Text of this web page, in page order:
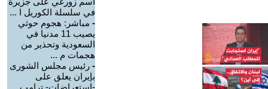
في سلسلة الكوريل ا ...
- مباشر: هجوم حوثي
يصيب 11 مدنيا في
السعودية وتحذير من
هجمات م ...
- رئيس مجلس الشورى
بإيران يعلق على
-استعراضات- ترامب